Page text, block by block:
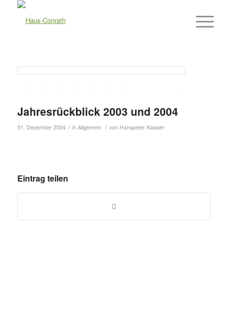
Jahresrückblick 2003 und 2004
31. Dezember 2004 / in Allgemein / von Hanspeter Klasser
Eintrag teilen